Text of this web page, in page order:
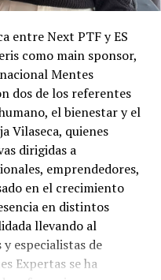
entre Next PTF y ES
como main sponsor,
Mentes
dos de los referentes
el bienestar y el
Vilaseca, quienes
dirigidas a
emprendedores,
en el crecimiento
en distintos
llevando al
especialistas de
Expertas se ha